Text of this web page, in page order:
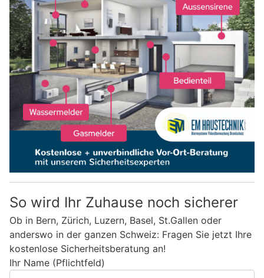
So wird Ihr Zuhause noch sicherer
Ob in Bern, Zürich, Luzern, Basel, St.Gallen oder
anderswo in der ganzen Schweiz: Fragen Sie jetzt Ihre
kostenlose Sicherheitsberatung an!
Ihr Name (Pflichtfeld)